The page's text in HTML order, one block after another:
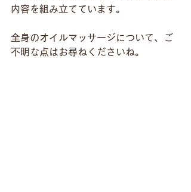
内容を組み立てています。
全身のオイルマッサージについて、ご
不明な点はお尋ねくださいね。